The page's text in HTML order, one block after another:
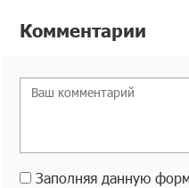
Комментарии
Заполняя данную